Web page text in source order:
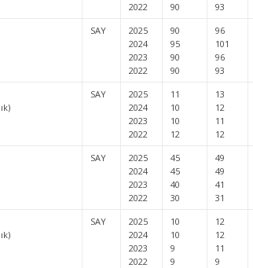
2022
90
93
SAY
2025
2024
2023
2022
90
95
90
90
96
101
96
93
SAY
2025
2024
2023
2022
11
10
10
12
13
12
11
12
SAY
2025
2024
2023
2022
45
45
40
30
49
49
41
31
SAY
2025
2024
2023
2022
10
10
9
9
12
12
11
9